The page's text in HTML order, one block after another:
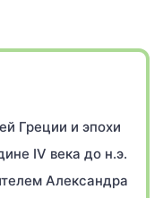
Греции и эпохи
IV века до н.э.
Александра